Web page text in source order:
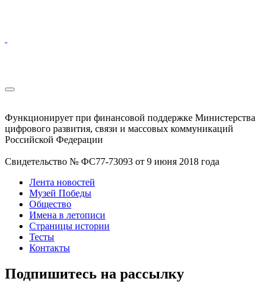
Функционирует при финансовой поддержке Министерства
цифрового развития, связи и массовых коммуникаций
Российской Федерации
Свидетельство № ФС77-73093 от 9 июня 2018 года
Лента новостей
Музей Победы
Общество
Имена в летописи
Страницы истории
Тесты
Контакты
Подпишитесь на рассылку